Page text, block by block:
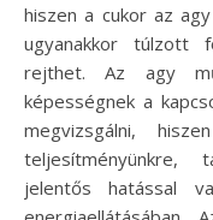
hiszen a cukor az
ugyanakkor túlzott
rejthet. Az agy
képességnek a
megvizsgálni,
teljesítményünkre,
jelentős hatással